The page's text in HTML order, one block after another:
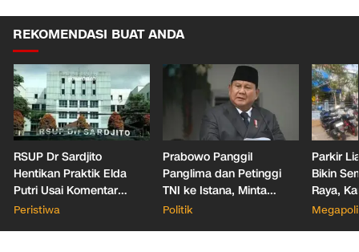
REKOMENDASI BUAT ANDA
RSUP Dr Sardjito
Hentikan Praktik Elda
Putri Usai Komentar
Nirempati Pasien Jadi
Peristiwa
Prabowo Panggil
Panglima dan Petinggi
TNI ke Istana, Minta
Kejutan Spesial untuk
Politik
Parkir
Bikin
Raya,
Setor